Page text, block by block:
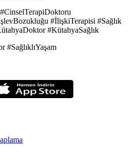
#İlişkiTerapisi #Sağlık
#KütahyaSağlık
#SağlıklıYaşam